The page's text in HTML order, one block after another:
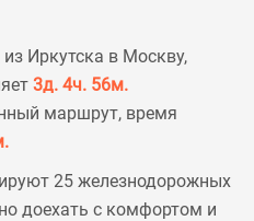
Иркутска в Москву,
3д. 4ч. 56м.
маршрут, время
25 железнодорожных
доехать с комфортом и